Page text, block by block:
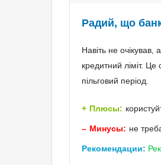
Радий, що
Навіть не
кредитний ліміт.
пільговий період.
Плюсы:
Минусы: не
Рекомендации: